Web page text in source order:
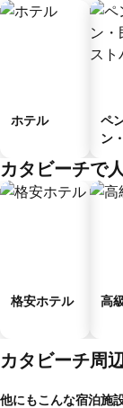
ホテル
ペ
ン
ス
カタビーチで
格安ホテル 高
カタビーチ周
他にもこんな宿泊施